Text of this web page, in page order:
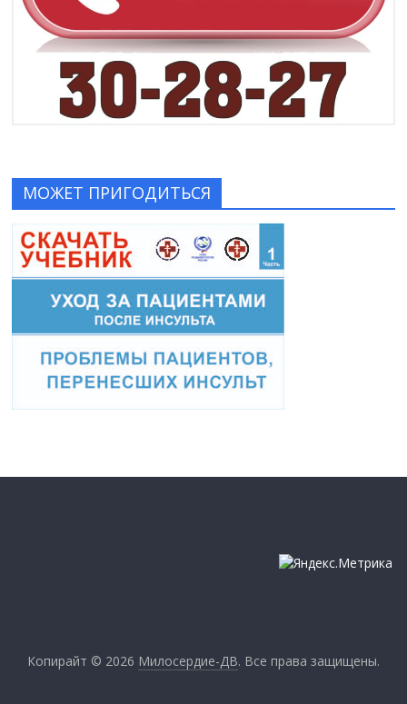
МОЖЕТ ПРИГОДИТЬСЯ
Копирайт © 2026 Милосердие-ДВ. Все права защищены.